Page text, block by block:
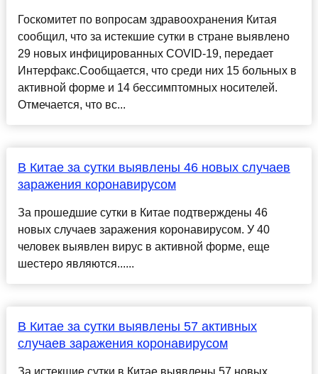
Госкомитет по вопросам здравоохранения Китая
сообщил, что за истекшие сутки в стране выявлено
29 новых инфицированных COVID-19, передает
Интерфакс.Сообщается, что среди них 15 больных в
активной форме и 14 бессимптомных носителей.
Отмечается, что вс...
В Китае за сутки выявлены 46 новых случаев
заражения коронавирусом
За прошедшие сутки в Китае подтверждены 46
новых случаев заражения коронавирусом. У 40
человек выявлен вирус в активной форме, еще
шестеро являются......
В Китае за сутки выявлены 57 активных
случаев заражения коронавирусом